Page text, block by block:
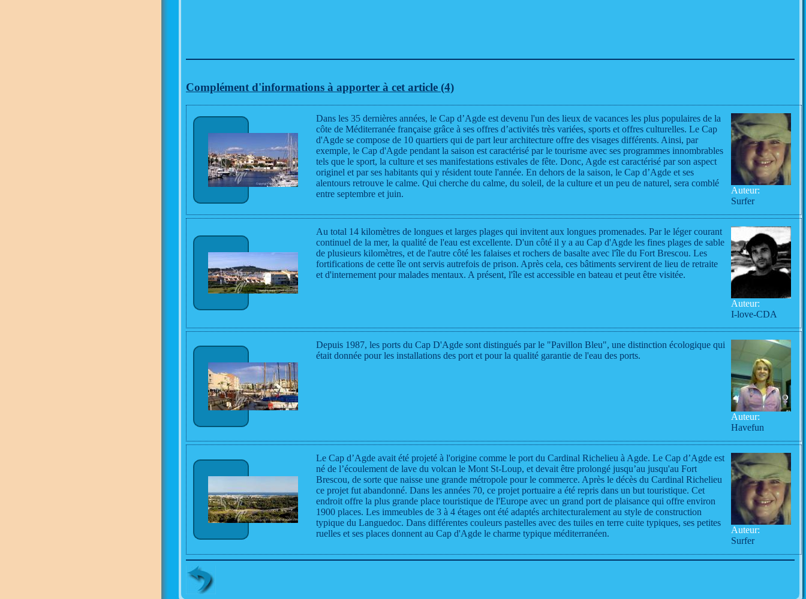
Complément d'informations à apporter à cet article (4)
Dans les 35 dernières années, le Cap d’Agde est devenu l'un des lieux de vacances les plus populaires de la
côte de Méditerranée française grâce à ses offres d’activités très variées, sports et offres culturelles. Le Cap
d'Agde se compose de 10 quartiers qui de part leur architecture offre des visages différents. Ainsi, par
exemple, le Cap d'Agde pendant la saison est caractérisé par le tourisme avec ses programmes innombrables
tels que le sport, la culture et ses manifestations estivales de fête. Donc, Agde est caractérisé par son aspect
originel et par ses habitants qui y résident toute l'année. En dehors de la saison, le Cap d’Agde et ses
alentours retrouve le calme. Qui cherche du calme, du soleil, de la culture et un peu de naturel, sera comblé
entre septembre et juin.
Auteur:
Surfer
Au total 14 kilomètres de longues et larges plages qui invitent aux longues promenades. Par le léger courant
continuel de la mer, la qualité de l'eau est excellente. D'un côté il y a au Cap d'Agde les fines plages de sable
de plusieurs kilomètres, et de l'autre côté les falaises et rochers de basalte avec l'île du Fort Brescou. Les
fortifications de cette île ont servis autrefois de prison. Après cela, ces bâtiments servirent de lieu de retraite
et d'internement pour malades mentaux. A présent, l'île est accessible en bateau et peut être visitée.
Auteur:
I-love-CDA
Depuis 1987, les ports du Cap D'Agde sont distingués par le "Pavillon Bleu", une distinction écologique qui
était donnée pour les installations des port et pour la qualité garantie de l'eau des ports.
Auteur:
Havefun
Le Cap d’Agde avait été projeté à l'origine comme le port du Cardinal Richelieu à Agde. Le Cap d’Agde est
né de l’écoulement de lave du volcan le Mont St-Loup, et devait être prolongé jusqu’au jusqu'au Fort
Brescou, de sorte que naisse une grande métropole pour le commerce. Après le décès du Cardinal Richelieu
ce projet fut abandonné. Dans les années 70, ce projet portuaire a été repris dans un but touristique. Cet
endroit offre la plus grande place touristique de l'Europe avec un grand port de plaisance qui offre environ
1900 places. Les immeubles de 3 à 4 étages ont été adaptés architecturalement au style de construction
typique du Languedoc. Dans différentes couleurs pastelles avec des tuiles en terre cuite typiques, ses petites
ruelles et ses places donnent au Cap d'Agde le charme typique méditerranéen.
Auteur:
Surfer